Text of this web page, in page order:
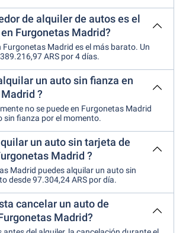
de alquiler de autos es el
Furgonetas Madrid?
Furgonetas Madrid es el más barato. Un
ARS por 4 días.
un auto sin fianza en
?
no se puede en Furgonetas Madrid
sin fianza por el momento.
un auto sin tarjeta de
Madrid ?
Madrid puedes alquilar un auto sin
desde 97.304,24 ARS por día.
cancelar un auto de
Madrid?